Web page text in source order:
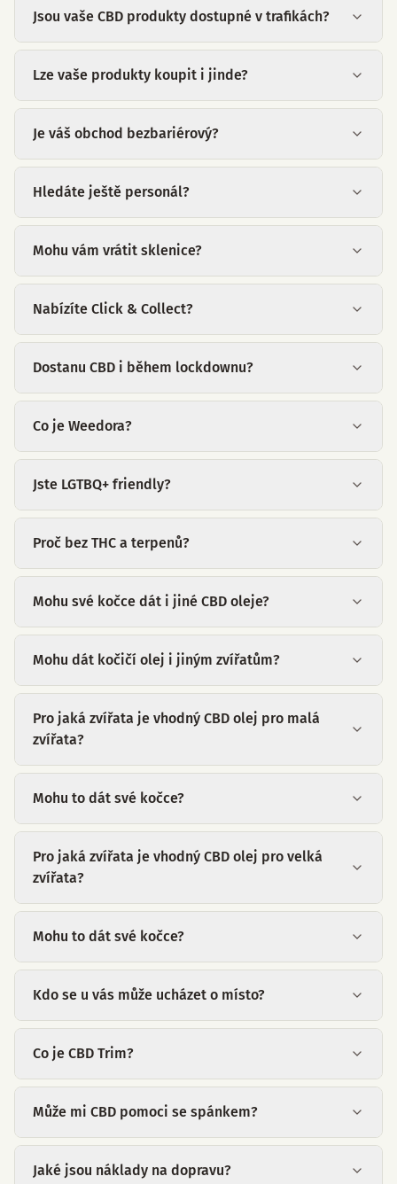
Jsou vaše CBD produkty dostupné v trafikách?
Lze vaše produkty koupit i jinde?
Je váš obchod bezbariérový?
Hledáte ještě personál?
Mohu vám vrátit sklenice?
Nabízíte Click & Collect?
Dostanu CBD i během lockdownu?
Co je Weedora?
Jste LGTBQ+ friendly?
Proč bez THC a terpenů?
Mohu své kočce dát i jiné CBD oleje?
Mohu dát kočičí olej i jiným zvířatům?
Pro jaká zvířata je vhodný CBD olej pro malá
zvířata?
Mohu to dát své kočce?
Pro jaká zvířata je vhodný CBD olej pro velká
zvířata?
Mohu to dát své kočce?
Kdo se u vás může ucházet o místo?
Co je CBD Trim?
Může mi CBD pomoci se spánkem?
Jaké jsou náklady na dopravu?